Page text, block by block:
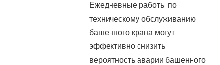
Ежедневные работы по
техническому обслуживанию
башенного крана могут
эффективно снизить
вероятность аварии башенного